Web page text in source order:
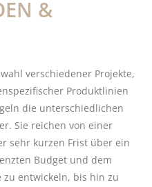
&
verschiedener Projekte,
Produktlinien
die unterschiedlichen
Sie reichen von einer
sehr kurzen Frist über ein
Budget und dem
zu entwickeln, bis hin zu